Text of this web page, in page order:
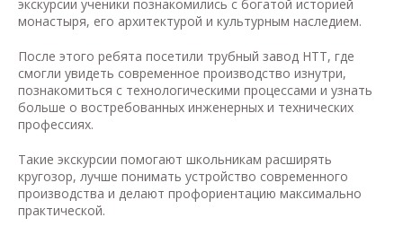
экскурсии ученики познакомились с богатой историей
монастыря, его архитектурой и культурным наследием.
После этого ребята посетили трубный завод НТТ, где
смогли увидеть современное производство изнутри,
познакомиться с технологическими процессами и узнать
больше о востребованных инженерных и технических
профессиях.
Такие экскурсии помогают школьникам расширять
кругозор, лучше понимать устройство современного
производства и делают профориентацию максимально
практической.